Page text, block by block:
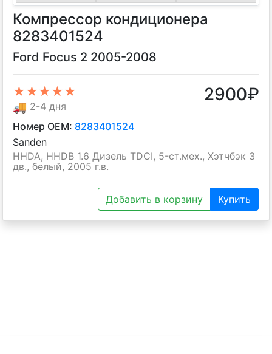
Компрессор кондиционера
8283401524
Ford Focus 2 2005-2008
★★★★★
🚚 2-4 дня
2900₽
Номер OEM: 8283401524
Sanden
HHDA, HHDB 1.6 Дизель TDCI, 5-ст.мех., Хэтчбэк 3
дв., белый, 2005 г.в.
Добавить в корзину Купить